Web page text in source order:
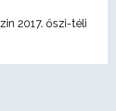
2017. őszi-téli